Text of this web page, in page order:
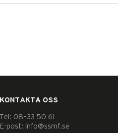
KONTAKTA OSS
Tel: 08–33 50 61
E-post: info@ssmf.se